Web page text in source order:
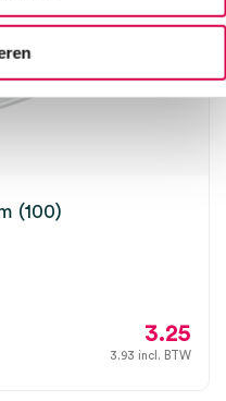
(100)
3.25
3.93 incl. BTW